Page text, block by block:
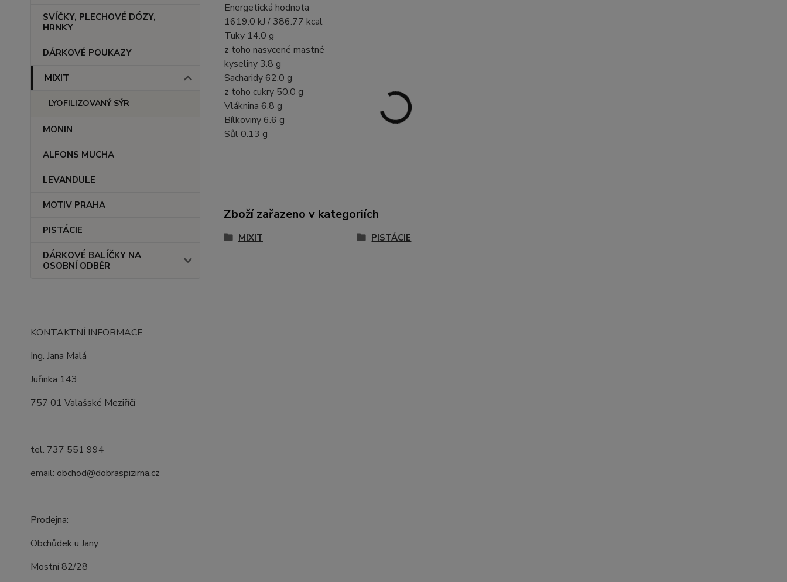
SVÍČKY, PLECHOVÉ DÓZY,
HRNKY
DÁRKOVÉ POUKAZY
MIXIT
LYOFILIZOVANÝ SÝR
MONIN
ALFONS MUCHA
LEVANDULE
MOTIV PRAHA
PISTÁCIE
DÁRKOVÉ BALÍČKY NA
OSOBNÍ ODBĚR
KONTAKTNÍ INFORMACE
Ing. Jana Malá
Juřinka 143
757 01 Valašské Meziříčí
tel. 737 551 994
email: obchod@dobraspizirna.cz
Prodejna:
Obchůdek u Jany
Mostní 82/28
Energetická hodnota
1619.0 kJ / 386.77 kcal
Tuky 14.0 g
z toho nasycené mastné
kyseliny 3.8 g
Sacharidy 62.0 g
z toho cukry 50.0 g
Vláknina 6.8 g
Bílkoviny 6.6 g
Sůl 0.13 g
Zboží zařazeno v kategoriích
MIXIT PISTÁCIE